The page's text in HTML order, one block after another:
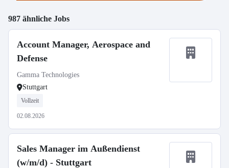
987 ähnliche Jobs
Account Manager, Aerospace and
Defense
Gamma Technologies
Stuttgart
Vollzeit
02.08.2026
Sales Manager im Außendienst
(w/m/d) - Stuttgart